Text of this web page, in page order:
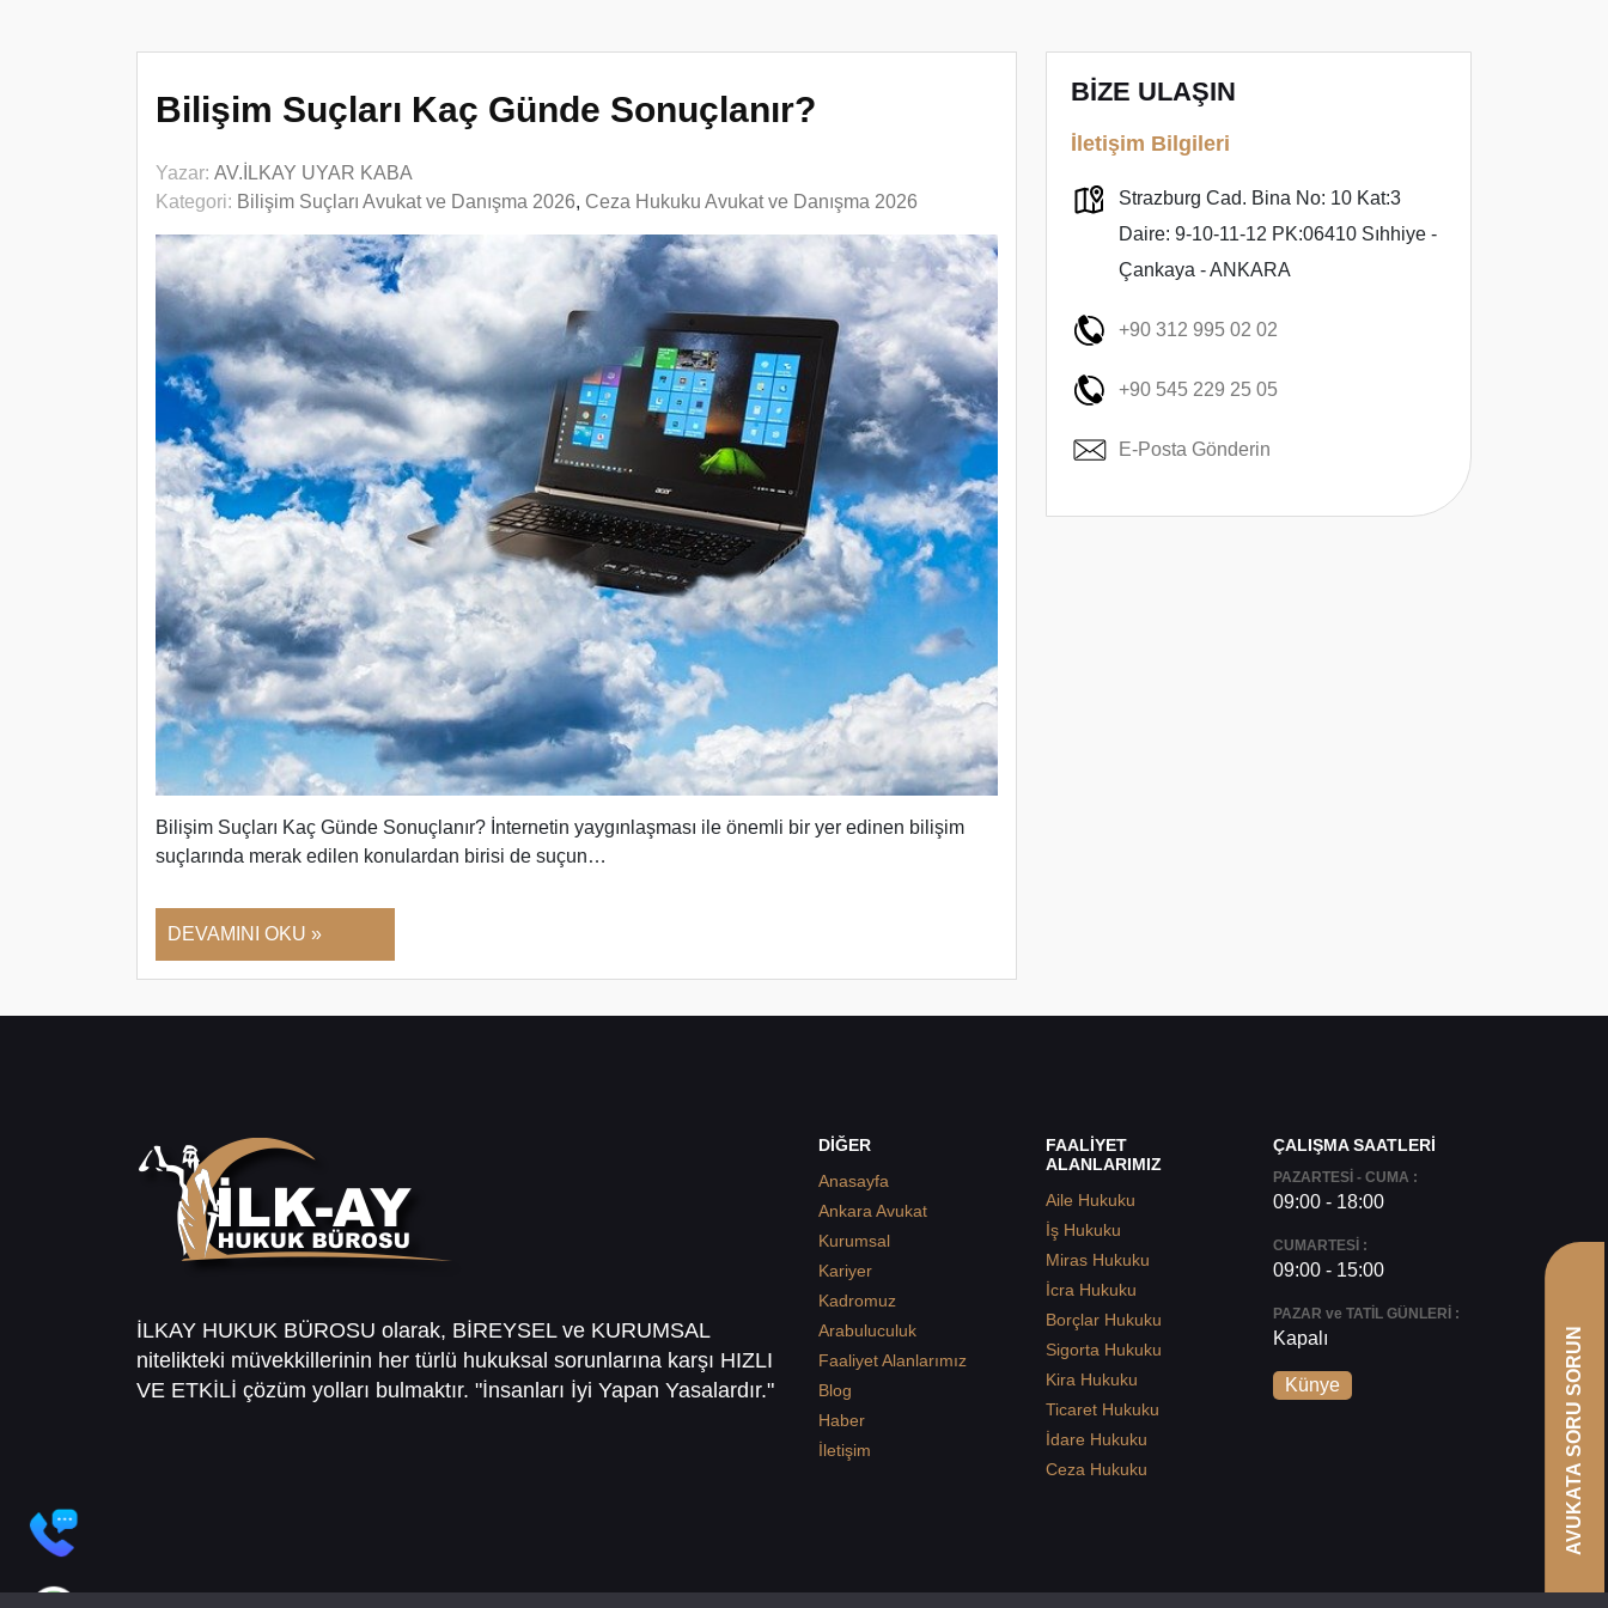
Bilişim Suçları Kaç Günde Sonuçlanır?
Yazar: AV.İLKAY UYAR KABA
Kategori: Bilişim Suçları Avukat ve Danışma 2026, Ceza Hukuku Avukat ve Danışma 2026
Bilişim Suçları Kaç Günde Sonuçlanır? İnternetin yaygınlaşması ile önemli bir yer edinen bilişim
suçlarında merak edilen konulardan birisi de suçun…
DEVAMINI OKU »
BİZE ULAŞIN
İletişim Bilgileri
Strazburg Cad. Bina No: 10 Kat:3
Daire: 9-10-11-12 PK:06410 Sıhhiye -
Çankaya - ANKARA
+90 312 995 02 02
+90 545 229 25 05
E-Posta Gönderin
İLKAY HUKUK BÜROSU olarak, BİREYSEL ve KURUMSAL
nitelikteki müvekkillerinin her türlü hukuksal sorunlarına karşı HIZLI
VE ETKİLİ çözüm yolları bulmaktır. "İnsanları İyi Yapan Yasalardır."
DİĞER
Anasayfa
Ankara Avukat
Kurumsal
Kariyer
Kadromuz
Arabuluculuk
Faaliyet Alanlarımız
Blog
Haber
İletişim
FAALİYET
ALANLARIMIZ
Aile Hukuku
İş Hukuku
Miras Hukuku
İcra Hukuku
Borçlar Hukuku
Sigorta Hukuku
Kira Hukuku
Ticaret Hukuku
İdare Hukuku
Ceza Hukuku
ÇALIŞMA SAATLERİ
PAZARTESİ - CUMA :
09:00 - 18:00
CUMARTESİ :
09:00 - 15:00
PAZAR ve TATİL GÜNLERİ :
Kapalı
Künye AVUKATA SORU SORUN